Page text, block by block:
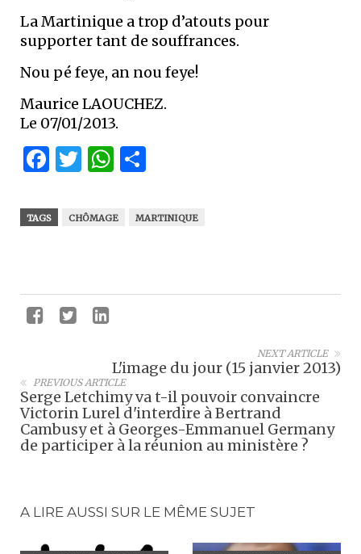
La Martinique a trop d’atouts pour
supporter tant de souffrances.
Nou pé feye, an nou feye!
Maurice LAOUCHEZ.
Le 07/01/2013.
Facebook
Twitter
WhatsApp
TAGS CHÔMAGE MARTINIQUE
NEXT ARTICLE
L'image du jour (15 janvier 2013)
PREVIOUS ARTICLE
Serge Letchimy va t-il pouvoir convaincre
Victorin Lurel d'interdire à Bertrand
Cambusy et à Georges-Emmanuel Germany
de participer à la réunion au ministère ?
A LIRE AUSSI SUR LE MÊME SUJET